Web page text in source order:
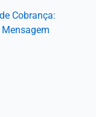
Cobrança: